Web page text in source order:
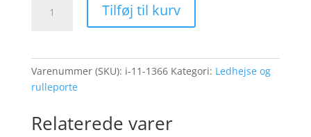
MultibundgummiTilføj til kurv
Varenummer (SKU): i-11-1366 Kategori: Ledhejse og
rulleporte
Relaterede varer